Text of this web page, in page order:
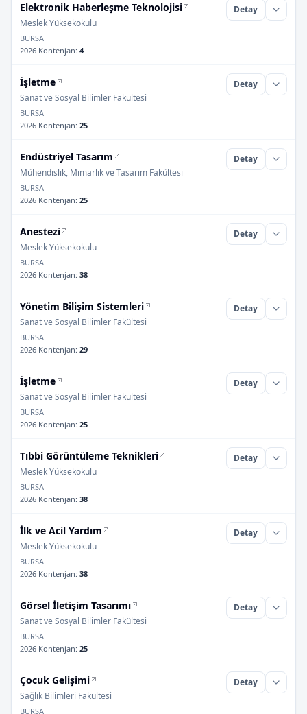
Elektronik Haberleşme Teknolojisi
Meslek Yüksekokulu
Detay
BURSA
2026 Kontenjan: 4
İşletme
Sanat ve Sosyal Bilimler Fakültesi
Detay
BURSA
2026 Kontenjan: 25
Endüstriyel Tasarım
Mühendislik, Mimarlık ve Tasarım Fakültesi
Detay
BURSA
2026 Kontenjan: 25
Anestezi
Meslek Yüksekokulu
Detay
BURSA
2026 Kontenjan: 38
Yönetim Bilişim Sistemleri
Sanat ve Sosyal Bilimler Fakültesi
Detay
BURSA
2026 Kontenjan: 29
İşletme
Sanat ve Sosyal Bilimler Fakültesi
Detay
BURSA
2026 Kontenjan: 25
Tıbbi Görüntüleme Teknikleri
Meslek Yüksekokulu
Detay
BURSA
2026 Kontenjan: 38
İlk ve Acil Yardım
Meslek Yüksekokulu
Detay
BURSA
2026 Kontenjan: 38
Görsel İletişim Tasarımı
Sanat ve Sosyal Bilimler Fakültesi
Detay
BURSA
2026 Kontenjan: 25
Çocuk Gelişimi
Sağlık Bilimleri Fakültesi
Detay
BURSA